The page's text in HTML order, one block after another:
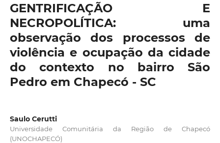
GENTRIFICAÇÃO E
NECROPOLÍTICA: uma
observação dos processos de
violência e ocupação da cidade
do contexto no bairro São
Pedro em Chapecó - SC
Saulo Cerutti
Universidade Comunitária da Região de Chapecó
(UNOCHAPECÓ)